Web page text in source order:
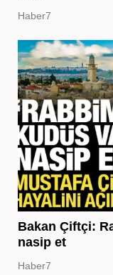
Haber7
Bakan Çiftçi:
nasip et
Haber7